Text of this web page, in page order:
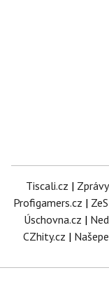
Tiscali.cz | Zprávy
Profigamers.cz |
Úschovna.cz |
CZhity.cz |